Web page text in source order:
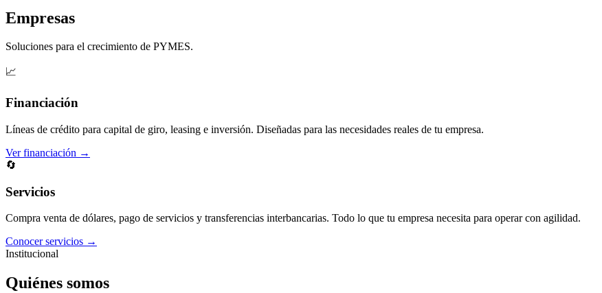
Empresas
Soluciones para el crecimiento de PYMES.
📈
Financiación
Líneas de crédito para capital de giro, leasing e inversión. Diseñadas para las necesidades reales de tu empresa.
Ver financiación →
🔄
Servicios
Compra venta de dólares, pago de servicios y transferencias interbancarias. Todo lo que tu empresa necesita para operar con agilidad.
Conocer servicios →
Institucional
Quiénes somos